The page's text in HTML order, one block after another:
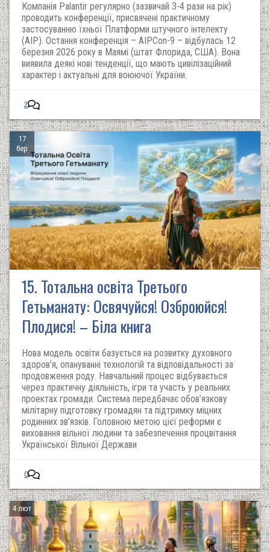
Компанія Palantir регулярно (зазвичай 3-4 рази на рік)
проводить конференції, присвячені практичному
застосуванню їхньої Платформи штучного інтелекту
(AIP). Остання конференція – AIPCon-9 – відбулась 12
березня 2026 року в Маямі (штат Флорида, США). Вона
виявила деякі нові тенденції, що мають цивілізаційний
характер і актуальні для воюючої України.
2
17
бер
15. Тотальна освіта Третього
Гетьманату: Освячуйся! Озброюйся!
Плодися! – Біла книга
Нова модель освіти базується на розвитку духовного
здоров'я, опануванні технологій та відповідальності за
продовження роду. Навчальний процес відбувається
через практичну діяльність, ігри та участь у реальних
проектах громади. Система передбачає обов’язкову
мілітарну підготовку громадян та підтримку міцних
родинних зв’язків. Головною метою цієї реформи є
виховання вільної людини та забезпечення процвітання
Української Вільної Держави
0
4 лют